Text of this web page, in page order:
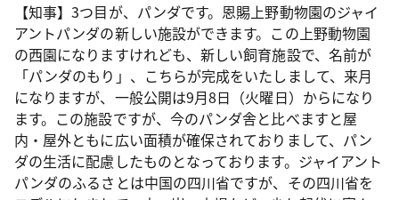
【知事】3つ目が、パンダです。恩賜上野動物園のジャイ
アントパンダの新しい施設ができます。この上野動物園
の西園になりますけれども、新しい飼育施設で、名前が
「パンダのもり」、こちらが完成をいたしまして、来月
になりますが、一般公開は9月8日（火曜日）からになり
ます。この施設ですが、今のパンダ舎と比べますと屋
内・屋外ともに広い面積が確保されておりまして、パン
ダの生活に配慮したものとなっております。ジャイアント
パンダのふるさとは中国の四川省ですが、その四川省を